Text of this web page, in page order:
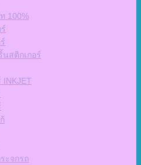
100%
สติกเกอร์
INKJET
ะจกรถ